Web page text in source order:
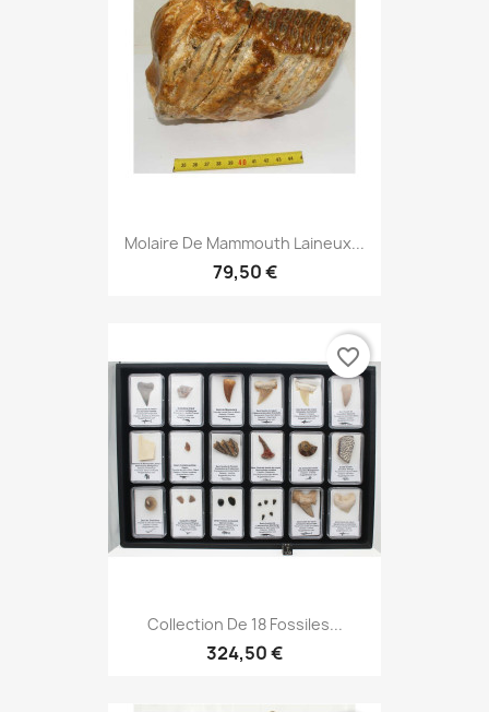
Molaire De Mammouth Laineux...
79,50 €
Collection De 18 Fossiles...
324,50 €
favorite_border